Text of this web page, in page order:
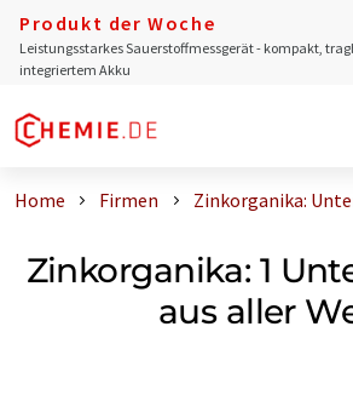
Produkt der Woche
Leistungsstarkes Sauerstoffmessgerät - kompakt,
integriertem Akku
Home Firmen Zinkorganika:
Zinkorganika: 1
aus aller